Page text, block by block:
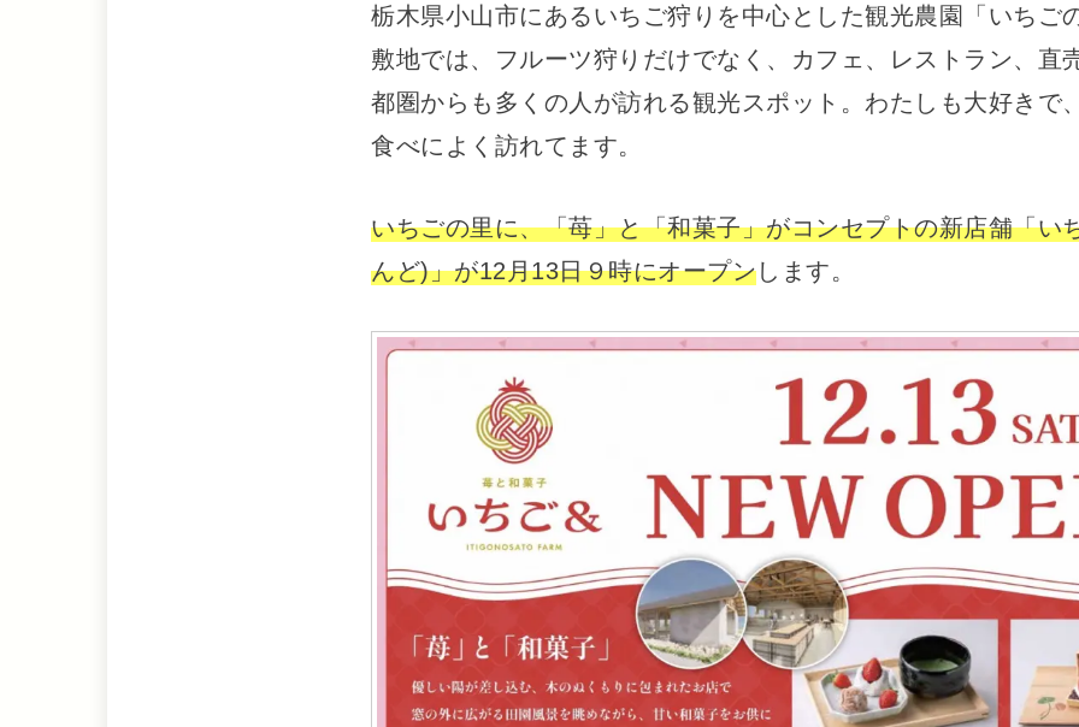
栃木県小山市にあるいちご狩りを中心とした観光農園「いちご
敷地では、フルーツ狩りだけでなく、カフェ、レストラン、直
都圏からも多くの人が訪れる観光スポット。わたしも大好きで
食べによく訪れてます。
いちごの里に、「苺」と「和菓子」がコンセプトの新店舗「い
んど)」が12月13日９時にオープンします。